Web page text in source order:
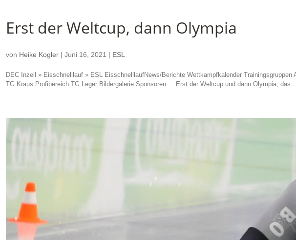
Erst der Weltcup, dann Olympia
von Heike Kogler | Juni 16, 2021 | ESL
DEC Inzell » Eisschnelllauf » ESL EisschnelllaufNews/Berichte Wettkampfkalender
TG Kraus Profibereich TG Leger Bildergalerie Sponsoren Erst der Weltcup und dann Olympia, das...